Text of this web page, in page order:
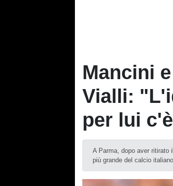
Mancini
Vialli:
per lui
A Parma, dopo aver ritirato
più grande del calcio italiano